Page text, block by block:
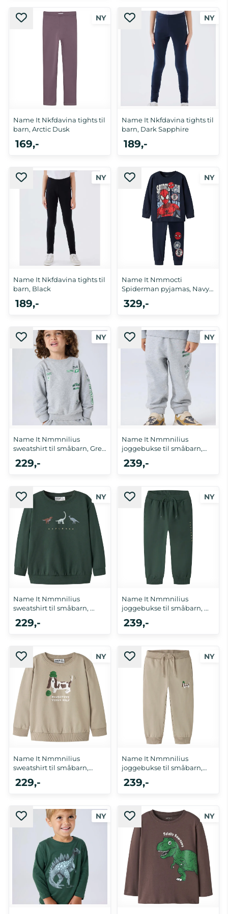
Name It Nkfdavina tights til
barn, Arctic Dusk
169,-
Name It Nkfdavina tights til
barn, Dark Sapphire
189,-
Name It Nkfdavina tights til
barn, Black
189,-
Name It Nmmocti
Spiderman pyjamas, Navy
Blazer
329,-
Name It Nmmnilius
sweatshirt til småbarn, Grey
...
229,-
Name It Nmmnilius
joggebukse til småbarn,
Grey ...
239,-
Name It Nmmnilius
sweatshirt til småbarn, ...
229,-
Name It Nmmnilius
joggebukse til småbarn, ...
239,-
Name It Nmmnilius
sweatshirt til småbarn,
Trench ...
229,-
Name It Nmmnilius
joggebukse til småbarn,
Trench ...
239,-